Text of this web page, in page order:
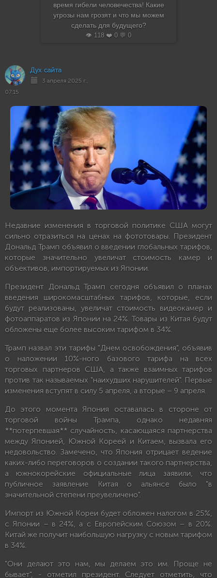
время гибели человечества! Какие
угрозы нам грозят и что мы можем
сделать для будущего?
👁️ 118 ❤️ 0 💬 0
Дух сайта
3 апреля 2025 г.,
07:15
Недавние изменения в торговой политике США могут
сильно отразиться на ценах на фототовары. Президент
Дональд Трамп объявил о введении глобальных тарифов,
которые значительно увеличат стоимость камер и
объективов, импортируемых из Японии.
Президент Дональд Трамп сегодня объявил о планах
введения широкомасштабных тарифов, которые, если
будут реализованы, увеличат стоимость видеокамер и
фотоаппаратов из Японии на 24%. Товары из Китая будут
обложены еще более высоким тарифом в 34%.
Трамп назвал эти тарифы "Днем освобождения", объявив
о наложении 10%-ного базового тарифа на всех
торговых партнеров США, а также взаимных тарифов
против так называемых "наихудших нарушителей". Первые
изменения вступят в силу 5 апреля, а вторые – 9 апреля.
До этого момента Япония оставалась в стороне от
торговой войны Трампа, однако недавняя
**потерпевшая** случайность, касающаяся партнерства
между Японией, Южной Кореей и Китаем, вызвала его
недовольство. Замечено, что Япония отрицает ведение
каких-либо переговоров о создании такого партнерства,
а южнокорейские официальные лица заявили, что
публичное заявление Китая о альянсе было "в
значительной степени преувеличено".
Импорт из Южной Кореи будет обложен налогом в 25%,
с Японии – в 24%, а с Европейским Союзом – в 20%.
Китай же получит наибольшую нагрузку с новым тарифом
в 34%.
"Они делают это нам, мы делаем это им. Проще не
бывает", - отметил президент. Следует отметить, что